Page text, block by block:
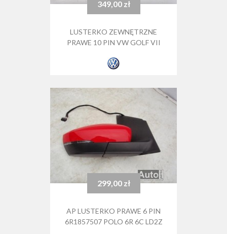
Cena349,00 zł
LUSTERKO ZEWNĘTRZNE
PRAWE 10 PIN VW GOLF VII
Cena299,00 zł
AP LUSTERKO PRAWE 6 PIN
6R1857507 POLO 6R 6C LD2Z